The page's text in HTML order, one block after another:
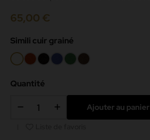
65,00 €
Simili cuir grainé
BlancRougeNoir
BleuVertChocolat
Quantité
Ajouter au panier